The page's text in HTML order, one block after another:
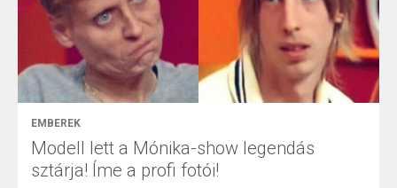
EMBEREK
Modell lett a Mónika-show legendás
sztárja! Íme a profi fotói!